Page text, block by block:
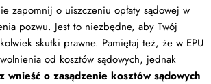
zapomnij o uiszczeniu opłaty sądowej w
pozwu. Jest to niezbędne, aby Twój
skutki prawne. Pamiętaj też, że w EPU
od kosztów sądowych, jednak
wnieść o zasądzenie kosztów sądowych